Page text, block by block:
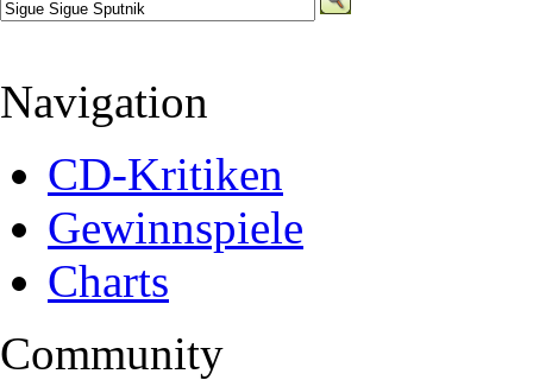
Navigation
CD-Kritiken
Gewinnspiele
Charts
Community